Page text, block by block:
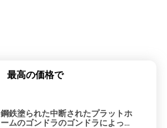
最高の価格で
鋼鉄塗られた中断されたプラットホ
ームのゴンドラのゴンドラによって